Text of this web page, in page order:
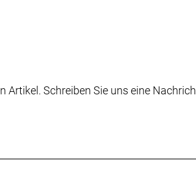
Artikel. Schreiben Sie uns eine